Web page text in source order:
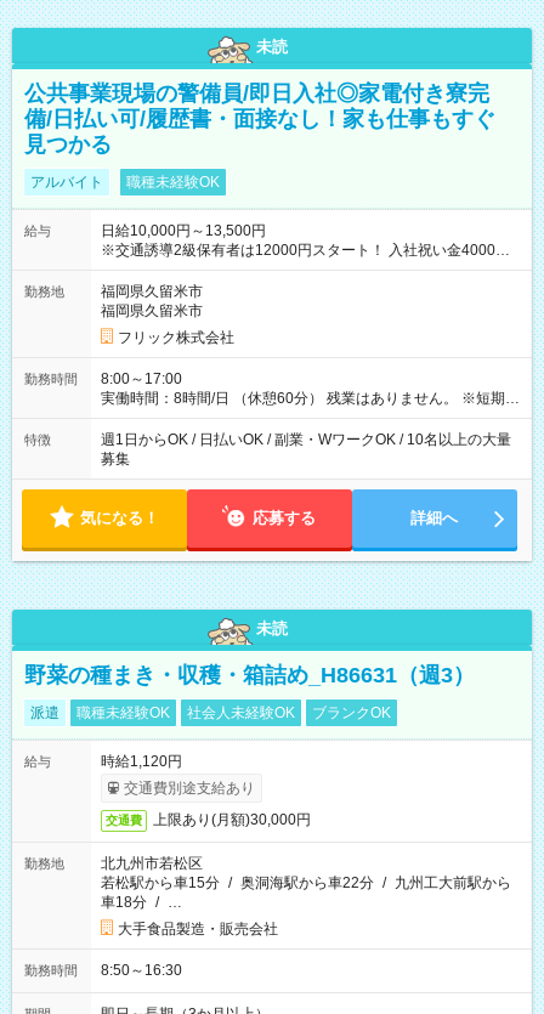
未読
公共事業現場の警備員/即日入社◎家電付き寮完
備/日払い可/履歴書・面接なし！家も仕事もすぐ
見つかる
アルバイト 職種未経験OK
給与
日給10,000円～13,500円
※交通誘導2級保有者は12000円スタート！ 入社祝い金4000円
【試用期間】試用期間なし
勤務地
福岡県久留米市
福岡県久留米市
フリック株式会社
勤務時間
8:00～17:00
実働時間：8時間/日 （休憩60分） 残業はありません。 ※短期の
募集は行っておりません。予めご了承くださいませ。
特徴
週1日からOK / 日払いOK / 副業・WワークOK / 10名以上の大量
募集
気になる！ 応募する 詳細へ
未読
野菜の種まき・収穫・箱詰め_H86631（週3）
派遣 職種未経験OK 社会人未経験OK ブランクOK
給与
時給1,120円
交通費別途支給あり
交通費 上限あり(月額)30,000円
勤務地
北九州市若松区
若松駅から車15分 / 奥洞海駅から車22分 / 九州工大前駅から
車18分 / …
大手食品製造・販売会社
勤務時間 8:50～16:30